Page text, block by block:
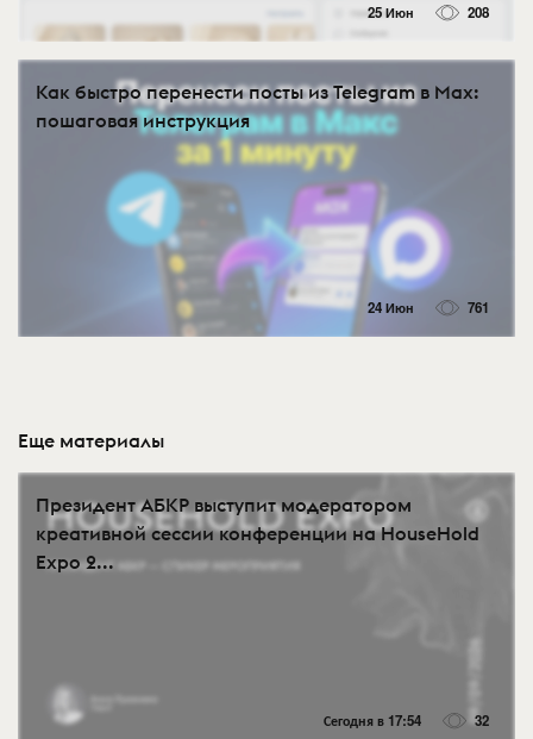
25 Июн 208
Как быстро перенести посты из Telegram в Max:
пошаговая инструкция
24 Июн 761
Еще материалы
Президент АБКР выступит модератором
креативной сессии конференции на HouseHold
Expo 2...
Сегодня в 17:54 32